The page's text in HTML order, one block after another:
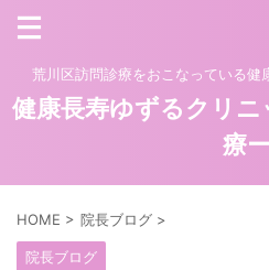
荒川区訪問診療をおこなっている健
健康長寿ゆずるクリ
療ー
HOME > 院長ブログ >
院長ブログ